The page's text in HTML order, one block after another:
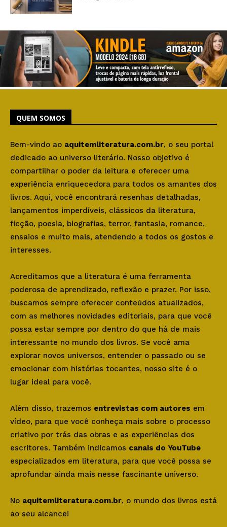
QUEM SOMOS
Bem-vindo ao aquitemliteratura.com.br, o seu portal
dedicado ao universo literário. Nosso objetivo é
compartilhar o poder da leitura e oferecer uma
experiência enriquecedora para todos os amantes dos
livros. Aqui, você encontrará resenhas detalhadas,
lançamentos imperdíveis, clássicos da literatura,
ficção, poesia, biografias, terror, fantasia, romance,
ensaios e muito mais, atendendo a todos os gostos e
interesses.
Acreditamos que a literatura é uma ferramenta
poderosa de aprendizado, reflexão e prazer. Por isso,
buscamos sempre oferecer conteúdos atualizados,
com as melhores novidades editoriais, para que você
possa estar sempre por dentro do que há de mais
interessante no mundo dos livros. Se você ama
explorar novos universos, entender o passado ou se
emocionar com histórias tocantes, nosso site é o
lugar ideal para você.
Além disso, trazemos entrevistas com autores em
vídeo, para que você conheça mais sobre o processo
criativo por trás das obras e as experiências dos
escritores. Também indicamos canais do YouTube
especializados em literatura, para que você possa se
aprofundar ainda mais nesse fascinante universo.
No aquitemliteratura.com.br, o mundo dos livros está
ao seu alcance!